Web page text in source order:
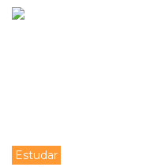
Estudar